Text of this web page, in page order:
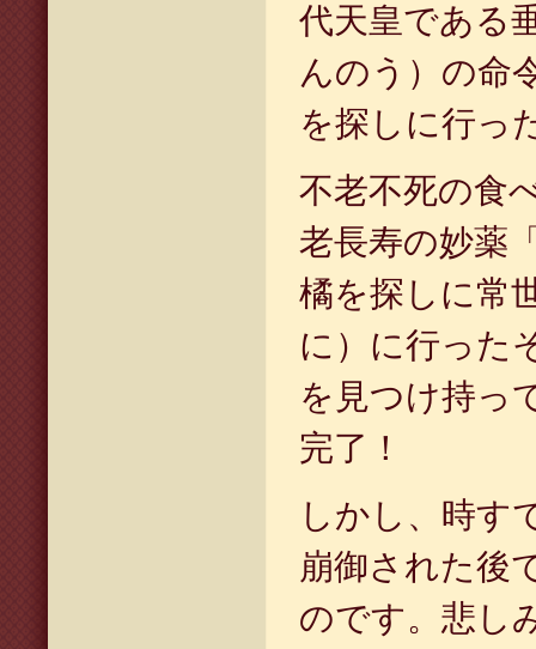
代天皇である
んのう）の命
を探しに行っ
不老不死の食
老長寿の妙薬
橘を探しに常
に）に行った
を見つけ持っ
完了！
しかし、時す
崩御された後
のです。悲し